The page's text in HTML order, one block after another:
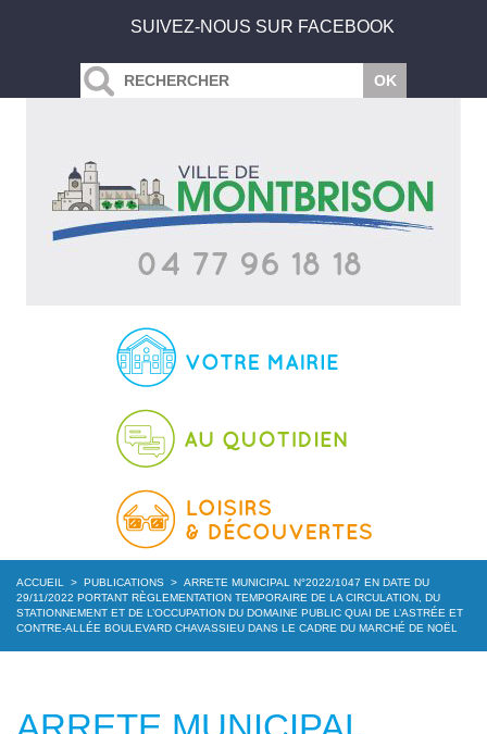
SUIVEZ-NOUS SUR FACEBOOK
ACCUEIL > PUBLICATIONS > ARRETE MUNICIPAL N°2022/1047 EN DATE DU
29/11/2022 PORTANT RÈGLEMENTATION TEMPORAIRE DE LA CIRCULATION, DU
STATIONNEMENT ET DE L’OCCUPATION DU DOMAINE PUBLIC QUAI DE L’ASTRÉE ET
CONTRE-ALLÉE BOULEVARD CHAVASSIEU DANS LE CADRE DU MARCHÉ DE NOËL